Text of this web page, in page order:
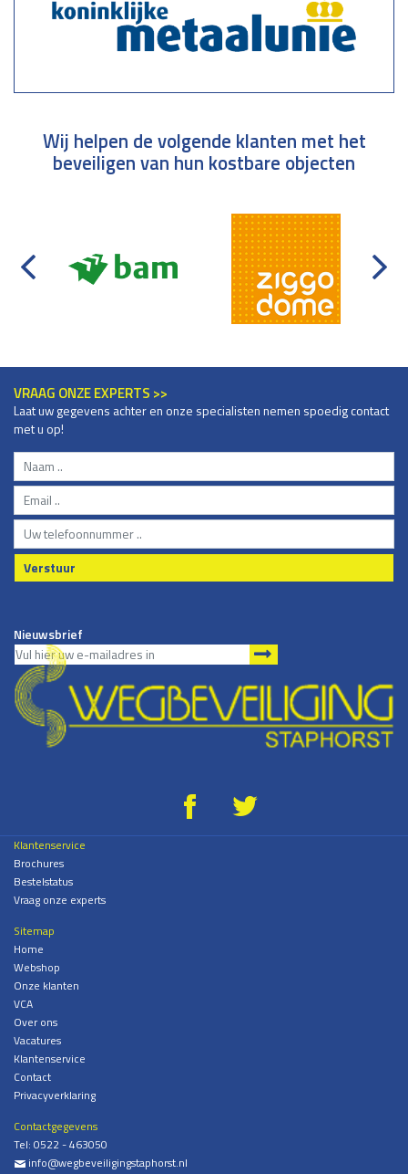
Wij helpen de volgende klanten met het
beveiligen van hun kostbare objecten
VRAAG ONZE EXPERTS >>
Laat uw gegevens achter en onze specialisten nemen spoedig contact
met u op!
Verstuur
Nieuwsbrief
g *
Klantenservice
Brochures
Bestelstatus
Vraag onze experts
Sitemap
Home
Webshop
Onze klanten
VCA
Over ons
Vacatures
Klantenservice
Contact
Privacyverklaring
Contactgegevens
Tel: 0522 - 463050
% info@wegbeveiligingstaphorst.nl